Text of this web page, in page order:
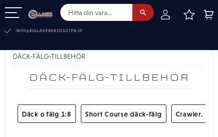
INFO@KULLAGERGROSSISTEN.SE
TEL:010-519 00 30
DÄCK-FÄLG-TILLBEHÖR
DÄCK-FÄLG-TILLBEHÖR
Däck o fälg 1:8 Short Course däck-fälg Crawler.